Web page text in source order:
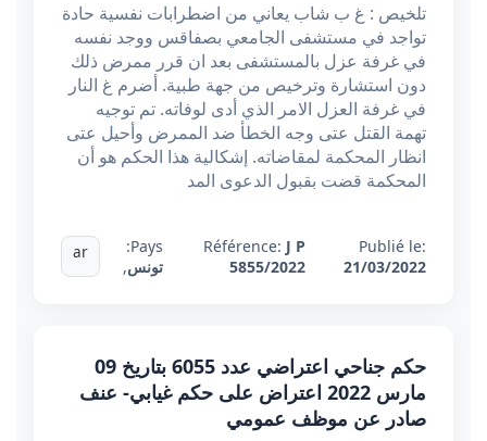
تلخيص : غ ب شاب يعاني من اضطرابات نفسية حادة
تواجد في مستشفى الجامعي بصفاقس ووجد نفسه
في غرفة عزل بالمستشفى بعد ان قرر ممرض ذلك
دون استشارة وترخيص من جهة طبية. أضرم غ النار
في غرفة العزل الامر الذي أدى لوفاته. تم توجيه
تهمة القتل عتى وجه الخطأ ضد الممرض وأحيل عتى
انظار المحكمة لمقاضاته. إشكالية هذا الحكم هو أن
المحكمة قضت بقبول الدعوى المد
Publié le:
21/03/2022
Référence: J P
5855/2022
Pays:
تونس,
ar
حكم جناحي اعتراضي عدد 6055 بتاريخ 09
مارس 2022 اعتراض على حكم غيابي- عنف
صادر عن موظف عمومي